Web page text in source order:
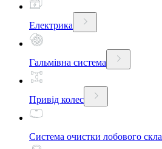
Електрика
Гальмівна система
Привід колес
Система очистки лобового скла